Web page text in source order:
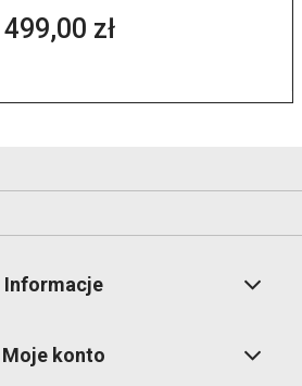
499,00 zł
Informacje
Moje konto